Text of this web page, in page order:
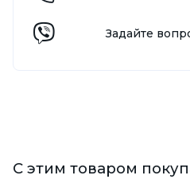
Задайте
С этим товаром